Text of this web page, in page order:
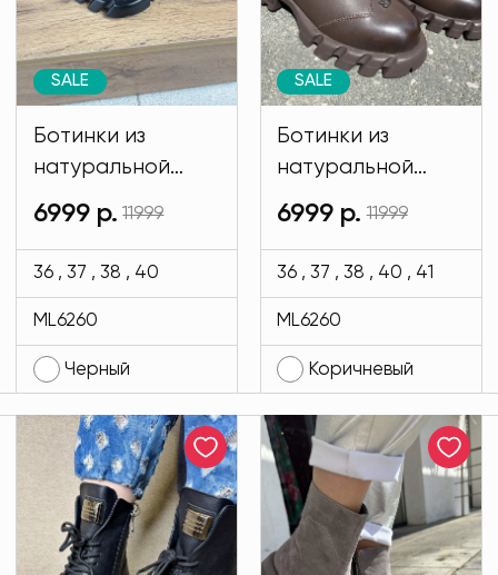
Ботинки из
натуральной
кожи ЗИМА
черного цвета
MODLAV ML6260-
13
SALE
6999 р. 11999
36 , 37 , 38 , 40
ML6260
Черный
Ботинки из
натуральной
кожи ЗИМА
коричневого
цвета MODLAV
ML6260-36
SALE
6999 р. 11999
36 , 37 , 38 , 40 , 41
ML6260
Коричневый